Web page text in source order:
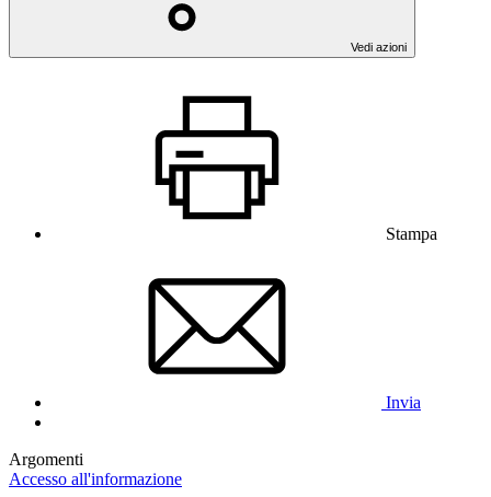
Vedi azioni
Stampa
Invia
Argomenti
Accesso all'informazione